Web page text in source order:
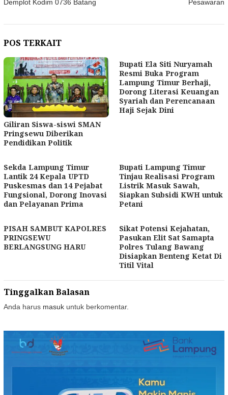
Demplot Kodim 0736 Batang Pesawaran
POS TERKAIT
Giliran Siswa-siswi SMAN
Pringsewu Diberikan
Pendidikan Politik
Bupati Ela Siti Nuryamah
Resmi Buka Program
Lampung Timur Berhaji,
Dorong Literasi Keuangan
Syariah dan Perencanaan
Haji Sejak Dini
Sekda Lampung Timur
Lantik 24 Kepala UPTD
Puskesmas dan 14 Pejabat
Fungsional, Dorong Inovasi
dan Pelayanan Prima
Bupati Lampung Timur
Tinjau Realisasi Program
Listrik Masuk Sawah,
Siapkan Subsidi KWH untuk
Petani
PISAH SAMBUT KAPOLRES
PRINGSEWU
BERLANGSUNG HARU
Sikat Potensi Kejahatan,
Pasukan Elit Sat Samapta
Polres Tulang Bawang
Disiapkan Benteng Ketat Di
Titil Vital
Tinggalkan Balasan
Anda harus masuk untuk berkomentar.